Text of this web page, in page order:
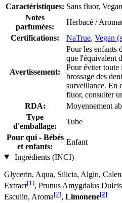
Caractéristiques: Sans fluor, Vegan
Notes
parfumées:
Herbacé /
Certifications:
NaTrue, Vegan
Avertissement:
Pour les enfants
que l'équivalent
Pour éviter toute
brossage des
surveillance. En
fluor, consulter
RDA:
Moyennement
Type
d'emballage:
Tube
Pour qui - Bébés
et enfants:
Enfant
Ingrédients (INCI)
Glycerin, Aqua, Silicia, Algin,
Extract[1], Prunus Amygdalus
Esculin, Aroma[2], Limonene[2]